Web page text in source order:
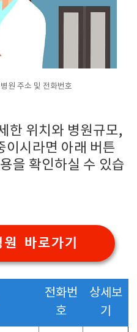
원 주소 및 전화번호
한 위치와 병원규모,
이시라면 아래 버튼
을 확인하실 수 있습
바로가기
전화번
호
상세보
기